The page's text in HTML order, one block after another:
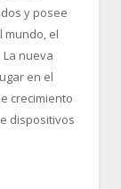
y posee
mundo, el
nueva
en el
crecimiento
dispositivos